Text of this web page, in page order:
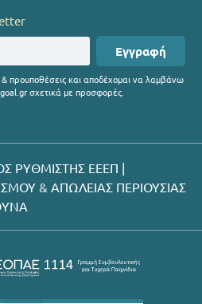
Εγγραφή
προυποθέσεις και αποδέχομαι να λαμβάνω
σχετικά με προσφορές.
ΡΥΘΜΙΣΤΗΣ ΕΕΕΠ |
& ΑΠΩΛΕΙΑΣ ΠΕΡΙΟΥΣΙΑΣ